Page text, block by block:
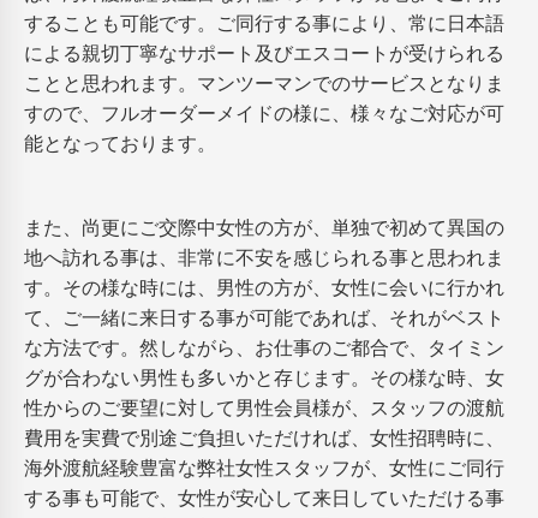
することも可能です。ご同行する事により、常に日本語
による親切丁寧なサポート及びエスコートが受けられる
ことと思われます。マンツーマンでのサービスとなりま
すので、フルオーダーメイドの様に、様々なご対応が可
能となっております。
また、尚更にご交際中女性の方が、単独で初めて異国の
地へ訪れる事は、非常に不安を感じられる事と思われま
す。その様な時には、男性の方が、女性に会いに行かれ
て、ご一緒に来日する事が可能であれば、それがベスト
な方法です。然しながら、お仕事のご都合で、タイミン
グが合わない男性も多いかと存じます。その様な時、女
性からのご要望に対して男性会員様が、スタッフの渡航
費用を実費で別途ご負担いただければ、女性招聘時に、
海外渡航経験豊富な弊社女性スタッフが、女性にご同行
する事も可能で、女性が安心して来日していただける事